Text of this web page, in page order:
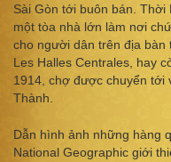
Sài Gòn tới buôn bán.
một tòa nhà lớn làm nơi
cho người dân trên địa bàn
Les Halles Centrales, hay
1914, chợ được chuyển tới
Thành.
Dẫn hình ảnh những hàng
National Geographic giới